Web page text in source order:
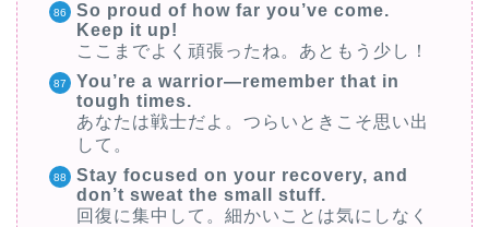
So proud of how far you’ve come.
Keep it up!
ここまでよく頑張ったね。あともう少し！
You’re a warrior—remember that in
tough times.
あなたは戦士だよ。つらいときこそ思い出
して。
Stay focused on your recovery, and
don’t sweat the small stuff.
回復に集中して。細かいことは気にしなく